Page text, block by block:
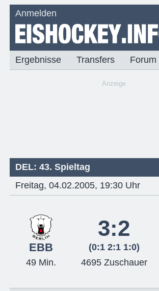
Anmelden
Ergebnisse Transfers Forum
Anzeige
DEL: 43. Spieltag
Freitag, 04.02.2005, 19:30 Uhr
EBB
3:2
(0:1 2:1 1:0)
49 Min. 4695 Zuschauer